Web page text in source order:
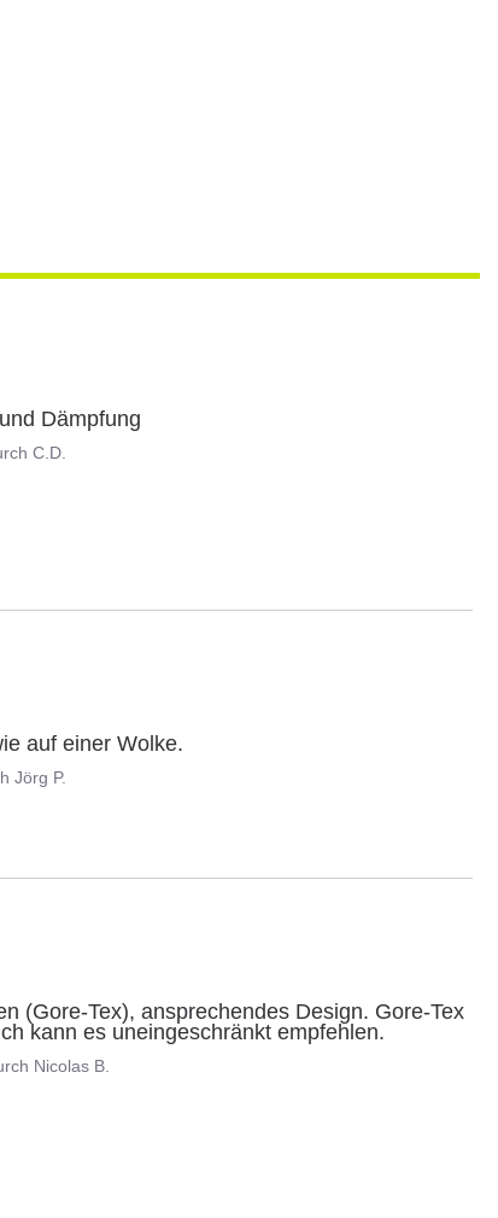
Dämpfung
C.D.
auf einer Wolke.
Jörg P.
(Gore-Tex), ansprechendes Design. Gore-Tex
kann es uneingeschränkt empfehlen.
Nicolas B.